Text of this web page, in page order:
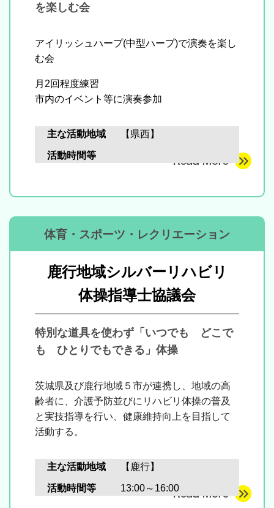
を楽しむ会
アイリッシュハープ(中型ハープ)で演奏を楽し
む会
月2回程度練習
市内のイベント等に演奏参加
主な活動地域 【県西】
活動時間等
体育・スポーツ・レクリエーション
鹿行地域シルバーリハビリ
体操指導士協議会
特別な道具を使わず「いつでも どこで
も ひとりでもできる」体操
茨城県及び鹿行地域５市が連携し、地域の高
齢者に、 介護予防並びにリハビリ体操の普及
と実技指導を行い、 健康維持向上を目指して
活動する。
主な活動地域 【鹿行】
活動時間等 13:00～16:00